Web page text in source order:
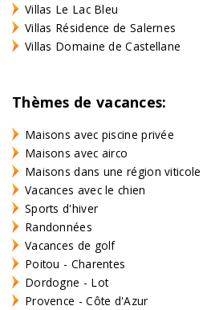
Villas Le Lac Bleu
Villas Résidence de Salernes
Villas Domaine de Castellane
Thèmes de vacances:
Maisons avec piscine privée
Maisons avec airco
Maisons dans une région viticole
Vacances avec le chien
Sports d'hiver
Randonnées
Vacances de golf
Poitou - Charentes
Dordogne - Lot
Provence - Côte d'Azur